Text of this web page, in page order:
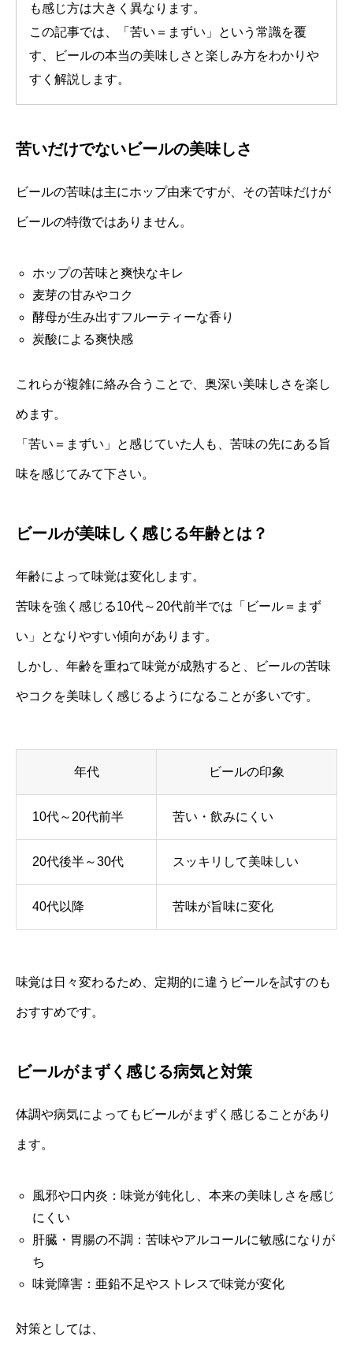
も感じ方は大きく異なります。
この記事では、「苦い＝まずい」という常識を覆
す、ビールの本当の美味しさと楽しみ方をわかりや
すく解説します。
苦いだけでないビールの美味しさ
ビールの苦味は主にホップ由来ですが、その苦味だけが
ビールの特徴ではありません。
ホップの苦味と爽快なキレ
麦芽の甘みやコク
酵母が生み出すフルーティーな香り
炭酸による爽快感
これらが複雑に絡み合うことで、奥深い美味しさを楽し
めます。
「苦い＝まずい」と感じていた人も、苦味の先にある旨
味を感じてみて下さい。
ビールが美味しく感じる年齢とは？
年齢によって味覚は変化します。
苦味を強く感じる10代～20代前半では「ビール＝まず
い」となりやすい傾向があります。
しかし、年齢を重ねて味覚が成熟すると、ビールの苦味
やコクを美味しく感じるようになることが多いです。
年代 ビールの印象
10代～20代前半 苦い・飲みにくい
20代後半～30代 スッキリして美味しい
40代以降 苦味が旨味に変化
味覚は日々変わるため、定期的に違うビールを試すのも
おすすめです。
ビールがまずく感じる病気と対策
体調や病気によってもビールがまずく感じることがあり
ます。
風邪や口内炎：味覚が鈍化し、本来の美味しさを感じ
にくい
肝臓・胃腸の不調：苦味やアルコールに敏感になりが
ち
味覚障害：亜鉛不足やストレスで味覚が変化
対策としては、